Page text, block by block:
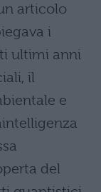
articolo
i
ultimi anni
il
e
del